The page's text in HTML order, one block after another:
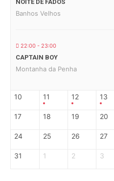
NOITE DE FADOS
Banhos Velhos
22:00 - 23:00
CAPTAIN BOY
Montanha da Penha
10 11 12 13
17 18 19 20
24 25 26 27
31 1 2 3